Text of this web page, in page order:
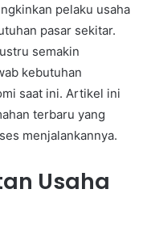
pelaku usaha
pasar sekitar.
semakin
kebutuhan
saat ini. Artikel ini
terbaru yang
menjalankannya.
Usaha